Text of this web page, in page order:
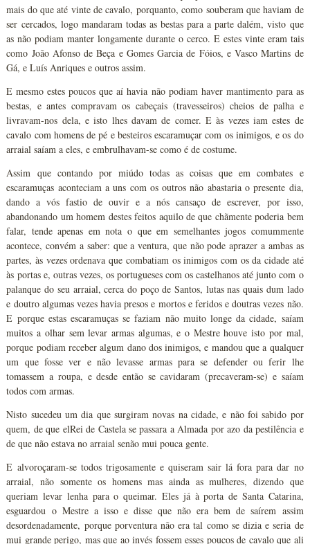
mais do que até vinte de cavalo, porquanto, como souberam que haviam de
ser cercados, logo mandaram todas as bestas para a parte dalém, visto que
as não podiam manter longamente durante o cerco. E estes vinte eram tais
como João Afonso de Beça e Gomes Garcia de Fóios, e Vasco Martins de
Gá, e Luís Anriques e outros assim.
E mesmo estes poucos que aí havia não podiam haver mantimento para as
bestas, e antes compravam os cabeçais (travesseiros) cheios de palha e
livravam-nos dela, e isto lhes davam de comer. E às vezes iam estes de
cavalo com homens de pé e besteiros escaramuçar com os inimigos, e os do
arraial saíam a eles, e embrulhavam-se como é de costume.
Assim que contando por miúdo todas as coisas que em combates e
escaramuças aconteciam a uns com os outros não abastaria o presente dia,
dando a vós fastio de ouvir e a nós cansaço de escrever, por isso,
abandonando um homem destes feitos aquilo de que chãmente poderia bem
falar, tende apenas em nota o que em semelhantes jogos comummente
acontece, convém a saber: que a ventura, que não pode aprazer a ambas as
partes, às vezes ordenava que combatiam os inimigos com os da cidade até
às portas e, outras vezes, os portugueses com os castelhanos até junto com o
palanque do seu arraial, cerca do poço de Santos, lutas nas quais dum lado
e doutro algumas vezes havia presos e mortos e feridos e doutras vezes não.
E porque estas escaramuças se faziam não muito longe da cidade, saíam
muitos a olhar sem levar armas algumas, e o Mestre houve isto por mal,
porque podiam receber algum dano dos inimigos, e mandou que a qualquer
um que fosse ver e não levasse armas para se defender ou ferir lhe
tomassem a roupa, e desde então se cavidaram (precaveram-se) e saíam
todos com armas.
Nisto sucedeu um dia que surgiram novas na cidade, e não foi sabido por
quem, de que elRei de Castela se passara a Almada por azo da pestilência e
de que não estava no arraial senão mui pouca gente.
E alvoroçaram-se todos trigosamente e quiseram sair lá fora para dar no
arraial, não somente os homens mas ainda as mulheres, dizendo que
queriam levar lenha para o queimar. Eles já à porta de Santa Catarina,
esguardou o Mestre a isso e disse que não era bem de saírem assim
desordenadamente, porque porventura não era tal como se dizia e seria de
mui grande perigo, mas que ao invés fossem esses poucos de cavalo que ali